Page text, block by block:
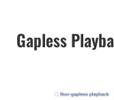
Gapless